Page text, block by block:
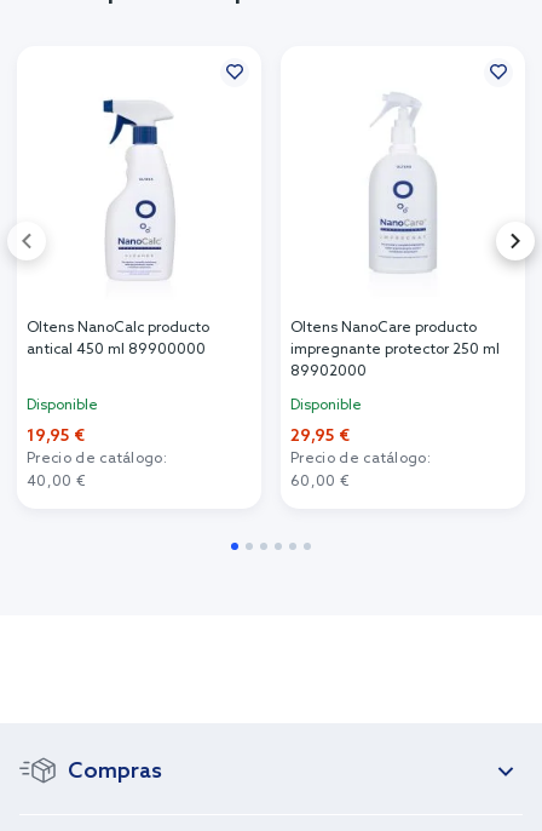
Oltens NanoCalc producto
antical 450 ml 89900000
Disponible
19,95 €
Precio de catálogo:
40,00 €
Oltens NanoCare producto
impregnante protector 250 ml
89902000
Disponible
29,95 €
Precio de catálogo:
60,00 €
Compras